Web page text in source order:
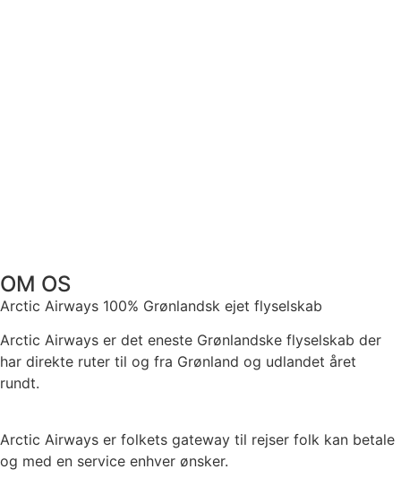
OM OS
Arctic Airways 100% Grønlandsk ejet flyselskab
Arctic Airways er det eneste Grønlandske flyselskab der
har direkte ruter til og fra Grønland og udlandet året
rundt.
Arctic Airways er folkets gateway til rejser folk kan betale
og med en service enhver ønsker.